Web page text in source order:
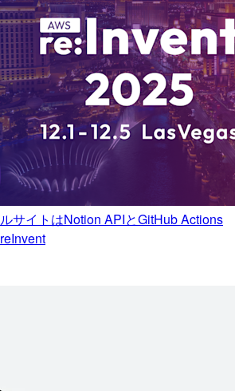
サイトはNotion APIとGitHub Actions